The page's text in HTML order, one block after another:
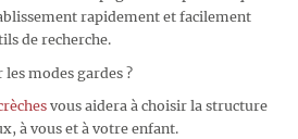
rapidement et facilement
de recherche.
modes gardes ?
vous aidera à choisir la structure
à vous et à votre enfant.